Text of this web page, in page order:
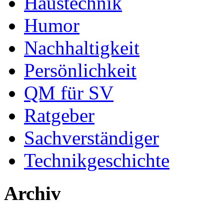
Humor
Nachhaltigkeit
Persönlichkeit
QM für SV
Ratgeber
Sachverständiger
Technikgeschichte
Archiv